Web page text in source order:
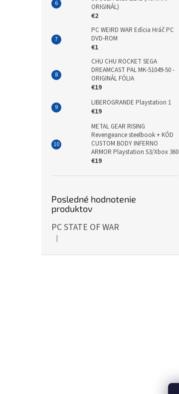
ORIGINÁL)
€2
PC WEIRD WAR Edícia Hráč PC
DVD-ROM
€1
CHU CHU ROCKET SEGA
DREAMCAST PAL MK-51049-50 -
ORIGINÁL FÓLIA
€19
LIBEROGRANDE Playstation 1
€19
METAL GEAR RISING
Revengeance steelbook + KÓD
CUSTOM BODY INFERNO
ARMOR Playstation S3/Xbox 360
€19
Posledné hodnotenie
produktov
PC STATE OF WAR
Hodnotenie produktu je 5 z 5 hviezdičiek.
|